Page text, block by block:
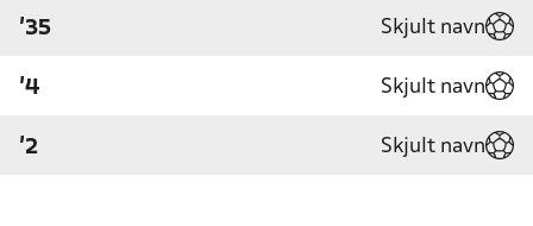
'35 Skjult navn
'4 Skjult navn
'2 Skjult navn